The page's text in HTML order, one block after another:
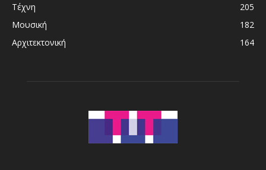
Τέχνη
205
Μουσική
182
Αρχιτεκτονική
164